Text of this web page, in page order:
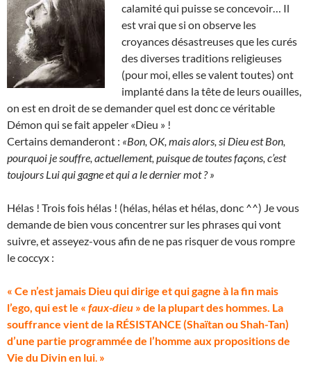
calamité qui puisse se concevoir… Il
est vrai que si on observe les
croyances désastreuses que les curés
des diverses traditions religieuses
(pour moi, elles se valent toutes) ont
implanté dans la tête de leurs ouailles,
on est en droit de se demander quel est donc ce véritable
Démon qui se fait appeler «Dieu » !
Certains demanderont : «Bon, OK, mais alors, si Dieu est Bon,
pourquoi je souffre, actuellement, puisque de toutes façons, c’est
toujours Lui qui gagne et qui a le dernier mot ? »
Hélas ! Trois fois hélas ! (hélas, hélas et hélas, donc ^^) Je vous
demande de bien vous concentrer sur les phrases qui vont
suivre, et asseyez-vous afin de ne pas risquer de vous rompre
le coccyx :
« Ce n’est jamais Dieu qui dirige et qui gagne à la fin mais
l’ego, qui est le « faux-dieu » de la plupart des hommes. La
souffrance vient de la RÉSISTANCE (Shaïtan ou Shah-Tan)
d’une partie programmée de l’homme aux propositions de
Vie du Divin en lui »